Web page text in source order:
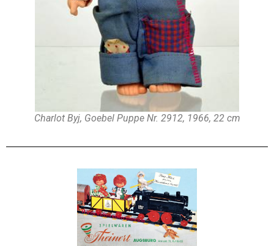
Charlot Byj, Goebel Puppe Nr. 2912, 1966, 22 cm